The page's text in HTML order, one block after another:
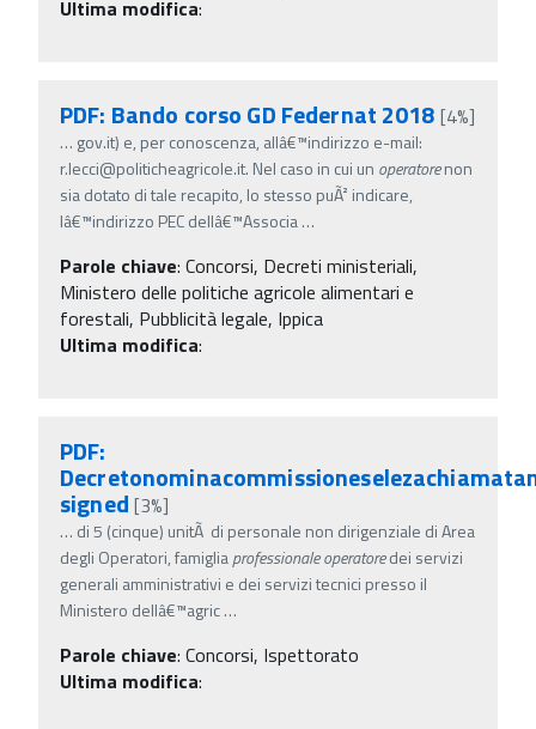
Ultima modifica:
PDF: Bando corso GD Federnat 2018 [4%]
… gov.it) e, per conoscenza, allâ€™indirizzo e-mail:
r.lecci@politicheagricole.it. Nel caso in cui un operatorenon
sia dotato di tale recapito, lo stesso puÃ² indicare,
lâ€™indirizzo PEC dellâ€™Associa…
Parole chiave: Concorsi, Decreti ministeriali,
Ministero delle politiche agricole alimentari e
forestali, Pubblicità legale, Ippica
Ultima modifica:
PDF:
signed [3%]
… di 5 (cinque) unitÃ di personale non dirigenziale di Area
degli Operatori, famigliaprofessionaleoperatoredei servizi
generali amministrativi e dei servizi tecnici presso il
Ministero dellâ€™agric…
Parole chiave: Concorsi, Ispettorato
Ultima modifica: